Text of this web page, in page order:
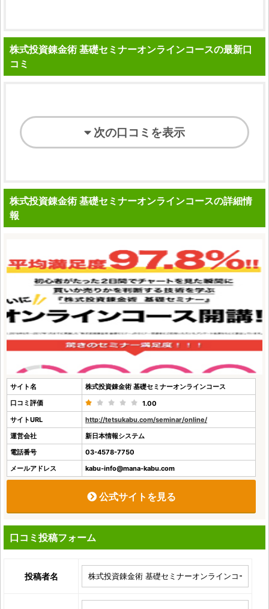
株式投資錬金術 基礎セミナーオンラインコースの最新口
コミ
次の口コミを表示
株式投資錬金術 基礎セミナーオンラインコースの詳細情
報
サイト名
株式投資錬金術 基礎セミナーオンラインコース
口コミ評価
1.00
サイトURL
http://tetsukabu.com/seminar/online/
運営会社
新日本情報システム
電話番号
03-4578-7750
メールアドレス
kabu-info@mana-kabu.com
公式サイトを見る
口コミ投稿フォーム
投稿者名